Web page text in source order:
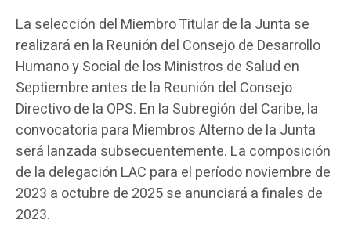
La selección del Miembro Titular de la Junta se
realizará en la Reunión del Consejo de Desarrollo
Humano y Social de los Ministros de Salud en
Septiembre antes de la Reunión del Consejo
Directivo de la OPS. En la Subregión del Caribe, la
convocatoria para Miembros Alterno de la Junta
será lanzada subsecuentemente. La composición
de la delegación LAC para el período noviembre de
2023 a octubre de 2025 se anunciará a finales de
2023.